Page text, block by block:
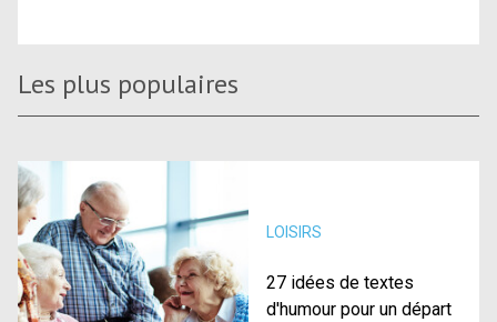
Les plus populaires
LOISIRS
27 idées de textes
d'humour pour un départ